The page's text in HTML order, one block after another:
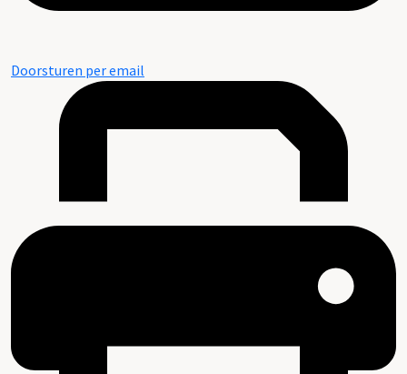
Doorsturen per email